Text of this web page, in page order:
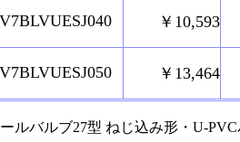
V7BLVUESJ040 ￥10,593
V7BLVUESJ050 ￥13,464
ルバルブ27型 ねじ込み形・U-